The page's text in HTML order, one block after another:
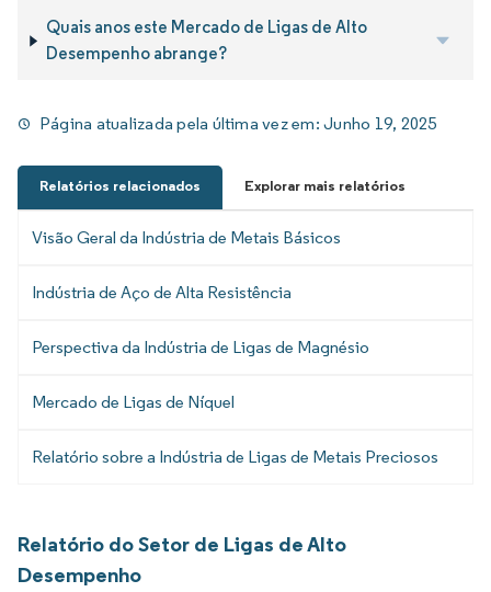
Quais anos este Mercado de Ligas de Alto
Desempenho abrange?
Página atualizada pela última vez em:Junho 19, 2025
Relatórios relacionados Explorar mais relatórios
Visão Geral da Indústria de Metais Básicos
Indústria de Aço de Alta Resistência
Perspectiva da Indústria de Ligas de Magnésio
Mercado de Ligas de Níquel
Relatório sobre a Indústria de Ligas de Metais Preciosos
Relatório do Setor de Ligas de Alto
Desempenho